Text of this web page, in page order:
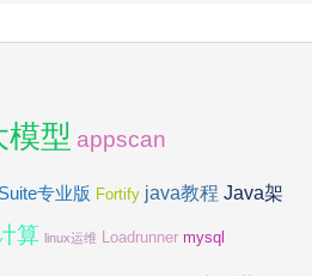
模型 appscan
专业版 Fortify java教程 Java架
算 linux运维 Loadrunner mysql